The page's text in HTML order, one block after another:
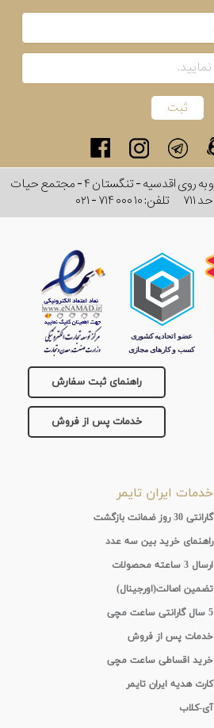
آدرس: تهران - خ پاسداران - رو به روی اقدسیه - تنگستان ۴ - مجتمع حیات
تلفن:۰۲۱ - ۷۱۴ ۰۰۰ ۱۰
راهنمای ثبت سفارش
خدمات پس از فروش
خدمات ایران تایمر
گارانتی 30 روز ضمانت بازگشت
راهنمای خرید بین سه عدد
ارسال 3 ساعته محصولات
تضمین اصالت(اورجینال)
5 سال گارانتی ساعت مچی
خدمات پس از فروش
خرید اقساطی ساعت مچی
کارت هدیه ایران تایمر
آی-کلاب